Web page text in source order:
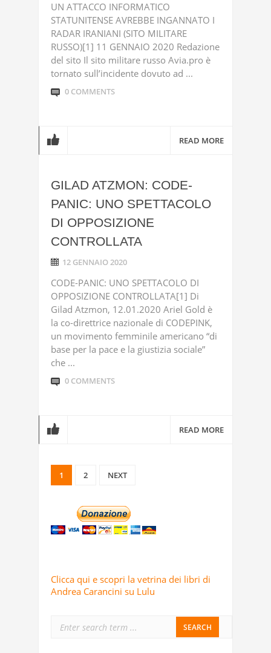
UN ATTACCO INFORMATICO
STATUNITENSE AVREBBE INGANNATO I
RADAR IRANIANI (SITO MILITARE
RUSSO)[1] 11 GENNAIO 2020 Redazione
del sito Il sito militare russo Avia.pro è
tornato sull’incidente dovuto ad ...
0 COMMENTS
READ MORE
GILAD ATZMON: CODE-
PANIC: UNO SPETTACOLO
DI OPPOSIZIONE
CONTROLLATA
12 GENNAIO 2020
CODE-PANIC: UNO SPETTACOLO DI
OPPOSIZIONE CONTROLLATA[1] Di
Gilad Atzmon, 12.01.2020 Ariel Gold è
la co-direttrice nazionale di CODEPINK,
un movimento femminile americano “di
base per la pace e la giustizia sociale”
che ...
0 COMMENTS
READ MORE
1 2 NEXT
Clicca qui e scopri la vetrina dei libri di
Andrea Carancini su Lulu